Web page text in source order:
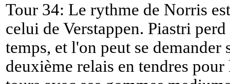
Tour 34: Le rythme de Norris
celui de Verstappen. Piastri
temps, et l'on peut se
deuxième relais en tendres